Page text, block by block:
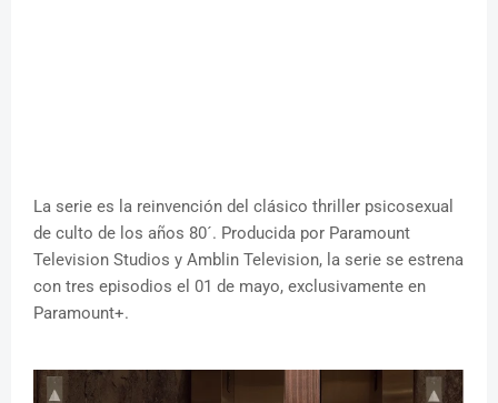
La serie es la reinvención del clásico thriller psicosexual
de culto de los años 80´. Producida por Paramount
Television Studios y Amblin Television, la serie se estrena
con tres episodios el 01 de mayo, exclusivamente en
Paramount+.